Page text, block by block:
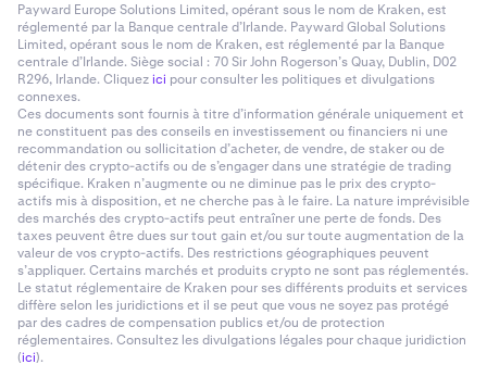
Payward Europe Solutions Limited, opérant sous le nom de Kraken, est
réglementé par la Banque centrale d’Irlande. Payward Global Solutions
Limited, opérant sous le nom de Kraken, est réglementé par la Banque
centrale d’Irlande. Siège social : 70 Sir John Rogerson’s Quay, Dublin, D02
R296, Irlande. Cliquezici pour consulter les politiques et divulgations
connexes.
Ces documents sont fournis à titre d’information générale uniquement et
ne constituent pas des conseils en investissement ou financiers ni une
recommandation ou sollicitation d’acheter, de vendre, de staker ou de
détenir des crypto-actifs ou de s’engager dans une stratégie de trading
spécifique. Kraken n’augmente ou ne diminue pas le prix des crypto-
actifs mis à disposition, et ne cherche pas à le faire. La nature imprévisible
des marchés des crypto-actifs peut entraîner une perte de fonds. Des
taxes peuvent être dues sur tout gain et/ou sur toute augmentation de la
valeur de vos crypto-actifs. Des restrictions géographiques peuvent
s’appliquer. Certains marchés et produits crypto ne sont pas réglementés.
Le statut réglementaire de Kraken pour ses différents produits et services
diffère selon les juridictions et il se peut que vous ne soyez pas protégé
par des cadres de compensation publics et/ou de protection
réglementaires. Consultez les divulgations légales pour chaque juridiction
(ici).